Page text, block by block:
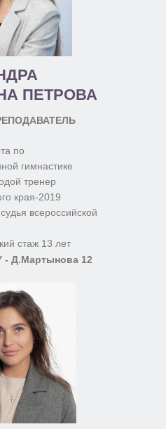
ПЕТРОВА
- Д.Мартынова 12
по
гимнастике
тренер
края-2019
всероссийской
стаж 13 лет